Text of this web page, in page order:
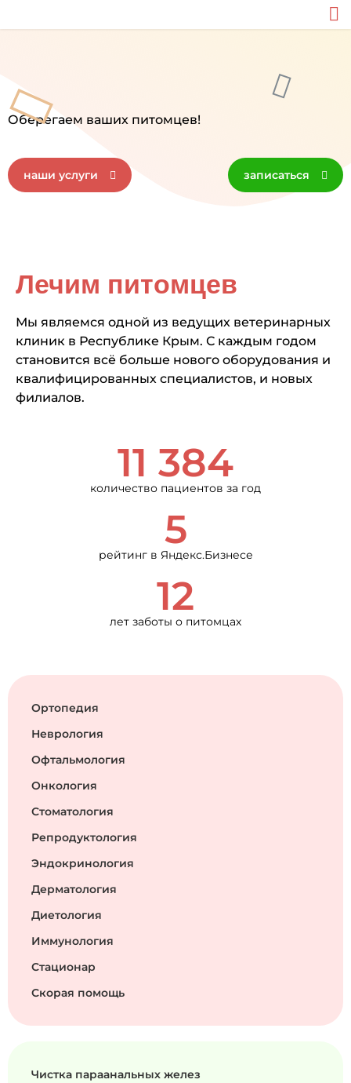
Оберегаем ваших питомцев!
наши услуги записаться
Лечим питомцев
Мы являемся одной из ведущих ветеринарных
клиник в Республике Крым. С каждым годом
становится всё больше нового оборудования и
квалифицированных специалистов, и новых
филиалов.
11 384
количество пациентов за год
5
рейтинг в Яндекс.Бизнесе
12
лет заботы о питомцах
Ортопедия
Неврология
Офтальмология
Онкология
Стоматология
Репродуктология
Эндокринология
Дерматология
Диетология
Иммунология
Стационар
Скорая помощь
Чистка параанальных желез